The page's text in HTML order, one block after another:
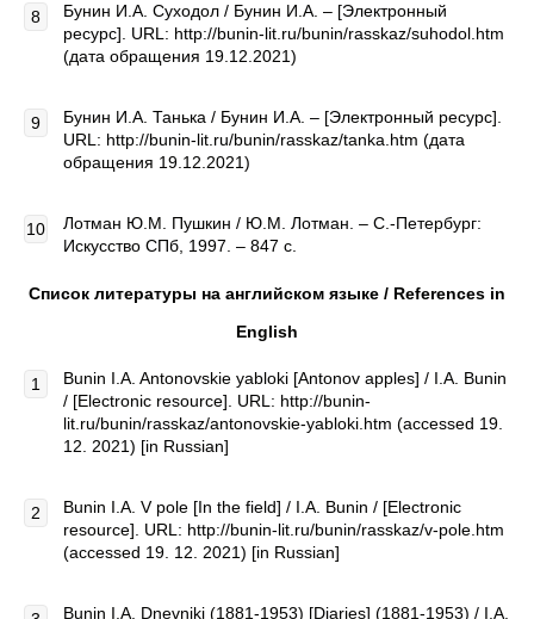
Бунин И.А. Суходол / Бунин И.А. – [Электронный
ресурс]. URL: http://bunin-lit.ru/bunin/rasskaz/suhodol.htm
(дата обращения 19.12.2021)
Бунин И.А. Танька / Бунин И.А. – [Электронный ресурс].
URL: http://bunin-lit.ru/bunin/rasskaz/tanka.htm (дата
обращения 19.12.2021)
Лотман Ю.М. Пушкин / Ю.М. Лотман. – С.-Петербург:
Искусство СПб, 1997. – 847 с.
Список литературы на английском языке / References in
English
Bunin I.A. Antonovskie yabloki [Antonov apples] / I.A. Bunin
/ [Electronic resource]. URL: http://bunin-
lit.ru/bunin/rasskaz/antonovskie-yabloki.htm (accessed 19.
12. 2021) [in Russian]
Bunin I.A. V pole [In the field] / I.A. Bunin / [Electronic
resource]. URL: http://bunin-lit.ru/bunin/rasskaz/v-pole.htm
(accessed 19. 12. 2021) [in Russian]
Bunin I.A. Dnevniki (1881-1953) [Diaries] (1881-1953) / I.A.